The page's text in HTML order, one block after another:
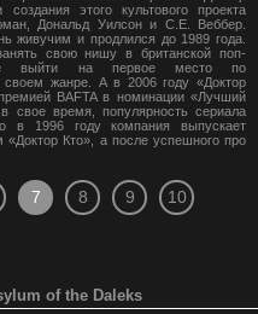
этого культового проекта
Дональд Уилсон и С.Е. Веббер.
живучим и продлился до 1989 года.
свою нишу в британской поп-
выйти на первое место по
своем жанре. А в 2006 году «Доктор
BAFTA в номинации «Лучший
свое время, популярность сериала
в 1996 году компания выпускает
«Доктор Кто», а после успешного про
7 8 9 10
of the Daleks